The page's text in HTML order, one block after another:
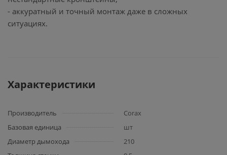
- аккуратный и точный монтаж даже в сложных
ситуациях.
Характеристики
Производитель
Corax
Базовая единица
шт
Диаметр дымохода
210